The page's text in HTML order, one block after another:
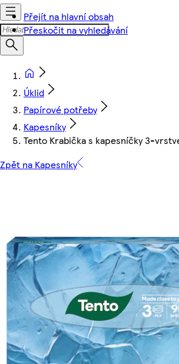
Přejít na hlavní obsah
Přeskočit na vyhledávání
Úklid
Papírové potřeby
Kapesníky
Tento Krabička s kapesníčky 3-
Zpět na Kapesníky